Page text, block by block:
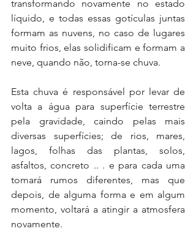
transformando novamente no estado
líquido, e todas essas gotículas juntas
formam as nuvens, no caso de lugares
muito frios, elas solidificam e formam a
neve, quando não, torna-se chuva.
Esta chuva é responsável por levar de
volta a água para superfície terrestre
pela gravidade, caindo pelas mais
diversas superfícies; de rios, mares,
lagos, folhas das plantas, solos,
asfaltos, concreto .. . e para cada uma
tomará rumos diferentes, mas que
depois, de alguma forma e em algum
momento, voltará a atingir a atmosfera
novamente.